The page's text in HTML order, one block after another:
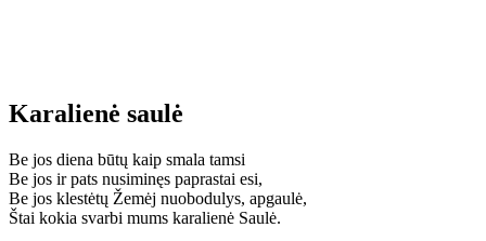
Karalienė saulė
Be jos diena būtų kaip smala tamsi
Be jos ir pats nusiminęs paprastai esi,
Be jos klestėtų Žemėj nuobodulys, apgaulė,
Štai kokia svarbi mums karalienė Saulė.